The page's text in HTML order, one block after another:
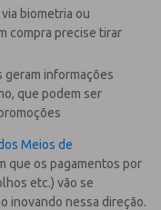
biometria ou
compra precise tirar
geram informações
que podem ser
Meios de
que os pagamentos por
etc.) vão se
inovando nessa direção.